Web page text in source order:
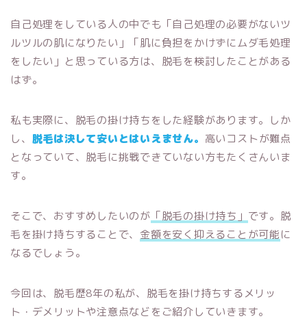
自己処理をしている人の中でも「自己処理の必要がないツ
ルツルの肌になりたい」「肌に負担をかけずにムダ毛処理
をしたい」と思っている方は、脱毛を検討したことがある
はず。
私も実際に、脱毛の掛け持ちをした経験があります。しか
し、 脱毛は決して安いとはいえません。 高いコストが難点
となっていて、脱毛に挑戦できていない方もたくさんいま
す。
そこで、おすすめしたいのが 「脱毛の掛け持ち」 です。脱
毛を掛け持ちすることで、 金額を安く抑えることが可能に
なるでしょう。
今回は、脱毛歴8年の私が、脱毛を掛け持ちするメリッ
ト・デメリットや注意点などをご紹介していきます。